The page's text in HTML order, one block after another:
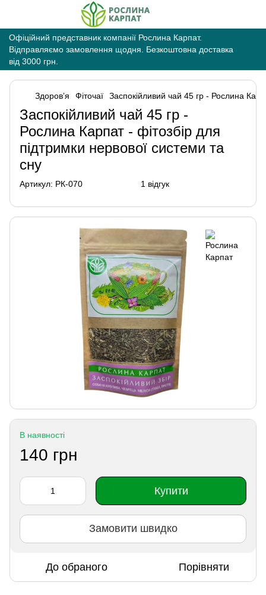
Офіційний представник компанії Рослина Карпат.
Відправляємо замовлення щодня. Безкоштовна доставка
від 3000 грн.
Здоровʼя Фіточаї Заспокійливий чай 45 гр - Рослина
Заспокійливий чай 45 гр -
Рослина Карпат - фітозбір для
підтримки нервової системи та
сну
Артикул: РК-070 1 відгук
В наявності
140 грн
Купити
Замовити швидко
До обраного Порівняти